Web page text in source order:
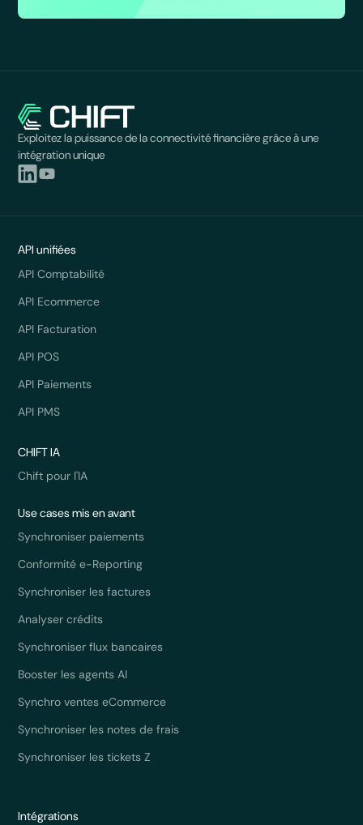
Exploitez la puissance de la connectivité financière grâce à une
intégration unique
API unifiées
API Comptabilité
API Ecommerce
API Facturation
API POS
API Paiements
API PMS
CHIFT IA
Chift pour l'IA
Use cases mis en avant
Synchroniser paiements
Conformité e-Reporting
Synchroniser les factures
Analyser crédits
Synchroniser flux bancaires
Booster les agents AI
Synchro ventes eCommerce
Synchroniser les notes de frais
Synchroniser les tickets Z
Intégrations